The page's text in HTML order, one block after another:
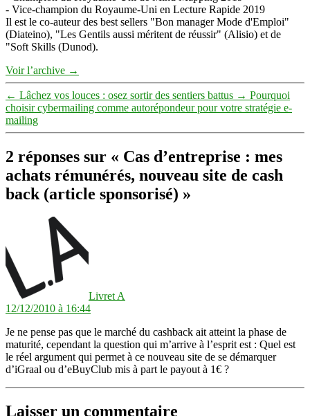
- Vice-champion du Royaume-Uni en Lecture Rapide 2019
Il est le co-auteur des best sellers "Bon manager Mode d'Emploi"
(Diateino), "Les Gentils aussi méritent de réussir" (Alisio) et de
"Soft Skills (Dunod).
Voir l’archive →
← Lâchez vos louces : osez sortir des sentiers battus → Pourquoi
choisir cybermailing comme autorépondeur pour votre stratégie e-
mailing
2 réponses sur « Cas d’entreprise : mes
achats rémunérés, nouveau site de cash
back (article sponsorisé) »
Livret A
12/12/2010 à 16:44
Je ne pense pas que le marché du cashback ait atteint la phase de
maturité, cependant la question qui m’arrive à l’esprit est : Quel est
le réel argument qui permet à ce nouveau site de se démarquer
d’iGraal ou d’eBuyClub mis à part le payout à 1€ ?
Laisser un commentaire